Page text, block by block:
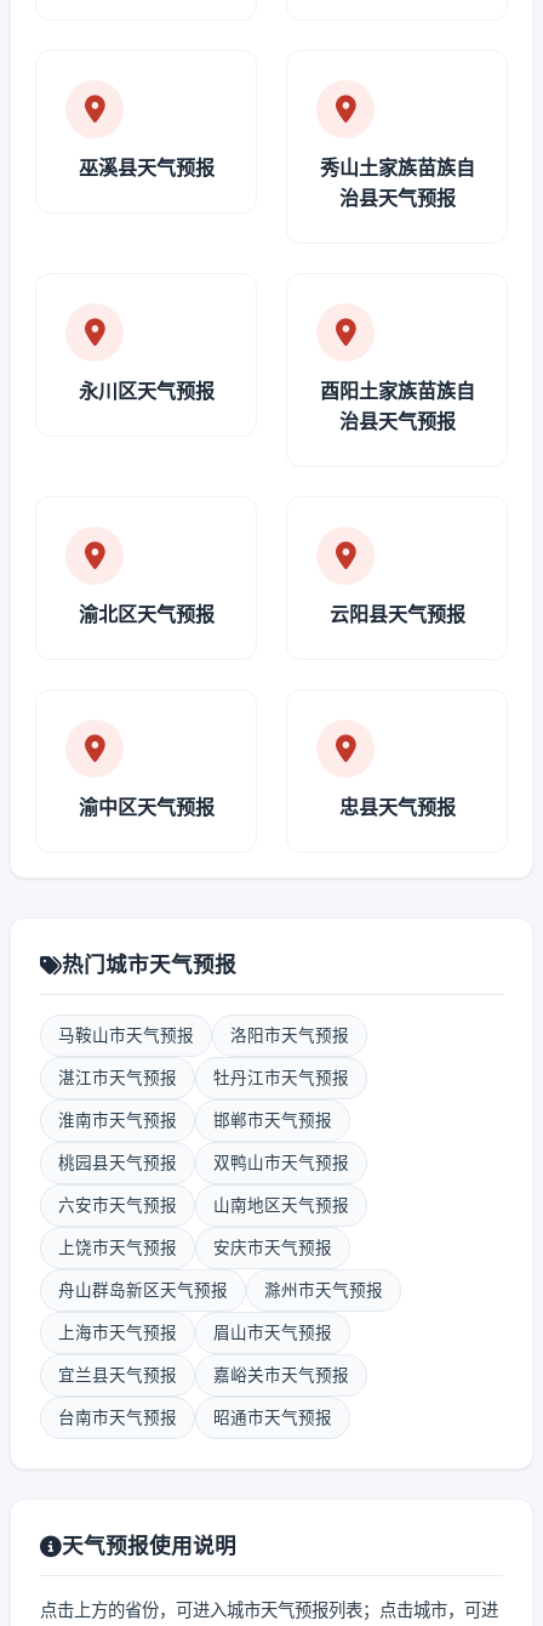
巫溪县天气预报
秀山土家族苗族自
治县天气预报
永川区天气预报
酉阳土家族苗族自
治县天气预报
渝北区天气预报 云阳县天气预报
渝中区天气预报 忠县天气预报
热门城市天气预报
马鞍山市天气预报 洛阳市天气预报
湛江市天气预报 牡丹江市天气预报
淮南市天气预报 邯郸市天气预报
桃园县天气预报 双鸭山市天气预报
六安市天气预报 山南地区天气预报
上饶市天气预报 安庆市天气预报
舟山群岛新区天气预报 滁州市天气预报
上海市天气预报 眉山市天气预报
宜兰县天气预报 嘉峪关市天气预报
台南市天气预报 昭通市天气预报
天气预报使用说明
点击上方的省份，可进入城市天气预报列表；点击城市，可进